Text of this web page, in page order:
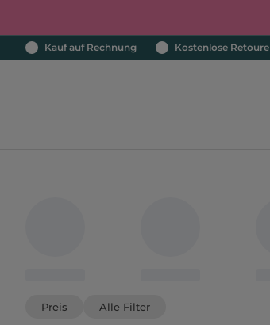
Kauf auf Rechnung Kostenlose Retoure
Preis Alle Filter